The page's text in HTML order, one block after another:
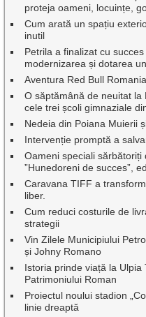
proteja oameni, locuințe,
Cum arată un spațiu
inutil
Petrila a finalizat cu
modernizarea și dotarea
Aventura Red Bull
O săptămână de neuitat la
cele trei școli gimnaziale
Nedeia din Poiana Muierii
Intervenție promptă a
Oameni speciali
”Hunedoreni de succes”,
Caravana TIFF a
liber.
Cum reduci costurile de
strategii
Vin Zilele Municipiului
și Johny Romano
Istoria prinde viață la
Patrimoniului Roman
Proiectul noului stadion
linie dreaptă